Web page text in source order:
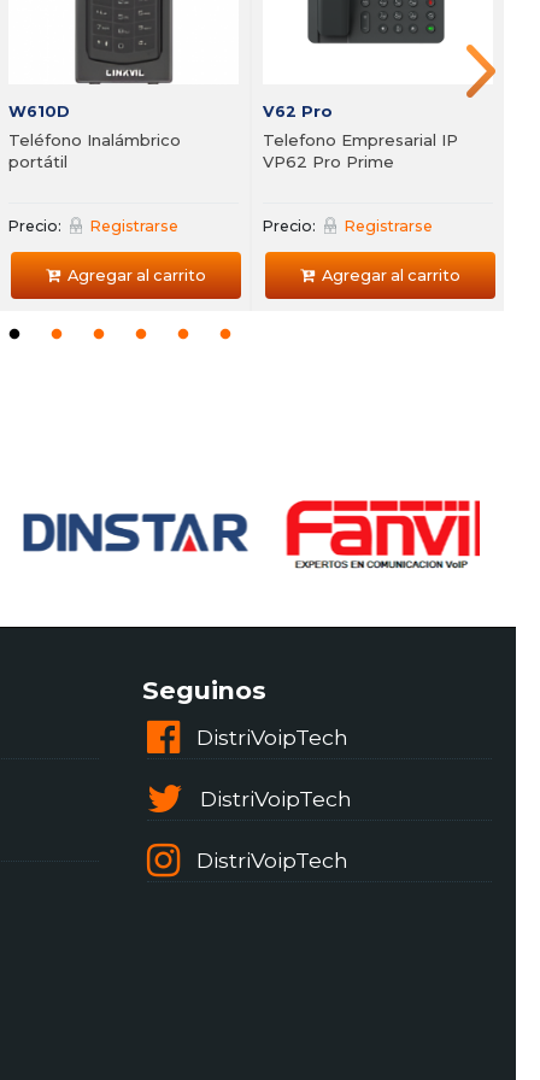
Agregar al carrito Agregar al carrito
W610D
Teléfono Inalámbrico
portátil
Precio: Registrarse
Agregar al carrito
V62 Pro
Telefono Empresarial IP
VP62 Pro Prime
Precio: Registrarse
Agregar al carrito
Seguinos
DistriVoipTech
DistriVoipTech
DistriVoipTech